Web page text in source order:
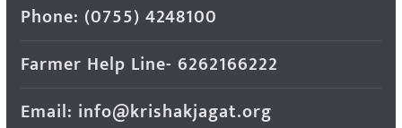
Phone: (0755) 4248100
Farmer Help Line- 6262166222
Email: info@krishakjagat.org